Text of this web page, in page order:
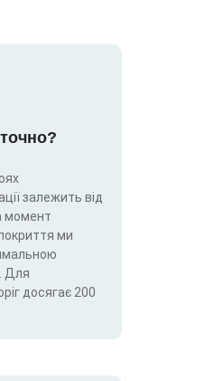
залежить від
момент
ми
. Для
досягає 200